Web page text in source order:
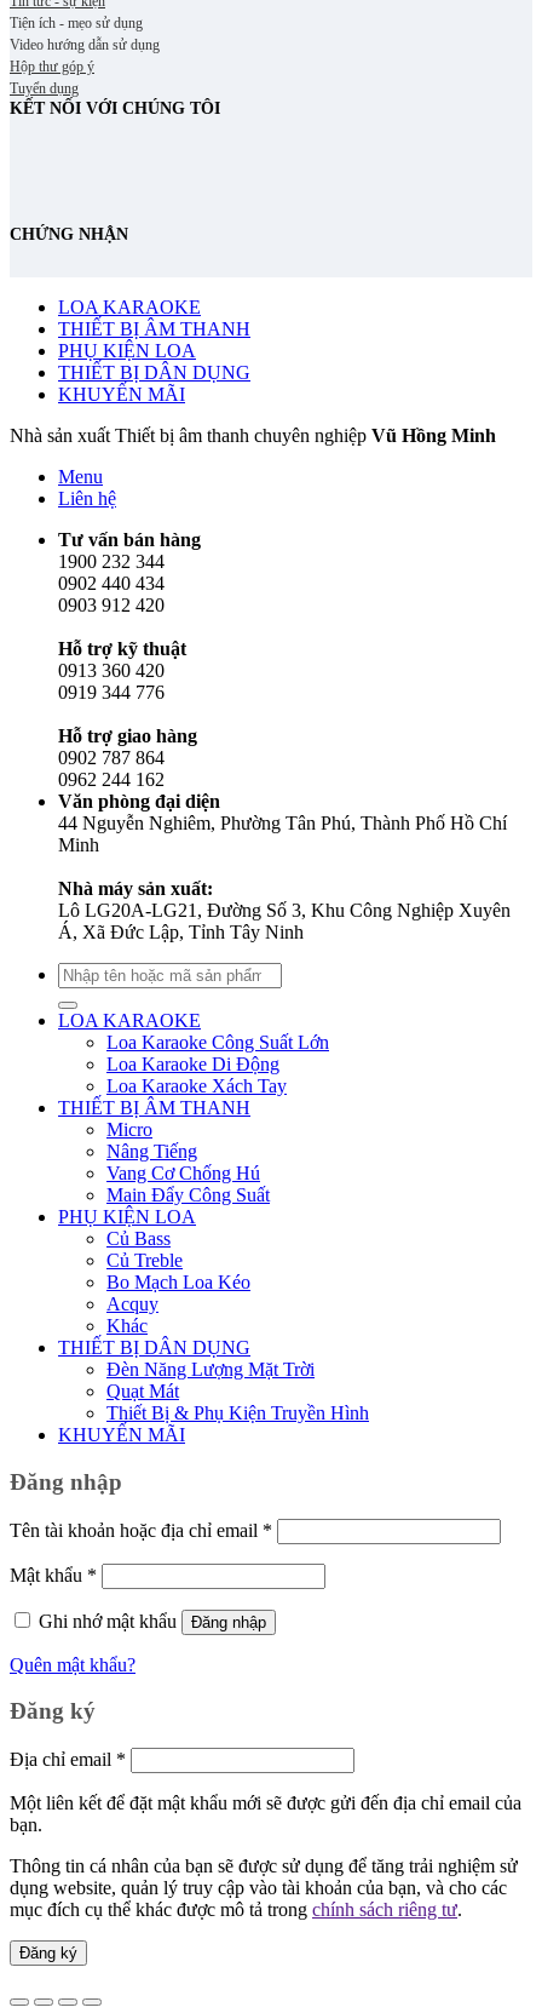
Tiện ích - mẹo sử dụng
Video hướng dẫn sử dụng
Hộp thư góp ý
Tuyển dụng
KẾT NỐI VỚI CHÚNG TÔI
CHỨNG NHẬN
LOA KARAOKE
THIẾT BỊ ÂM THANH
PHỤ KIỆN LOA
THIẾT BỊ DÂN DỤNG
KHUYẾN MÃI
Nhà sản xuất Thiết bị âm thanh chuyên nghiệp Vũ Hồng Minh
Menu
Liên hệ
Tư vấn bán hàng
1900 232 344
0902 440 434
0903 912 420
Hỗ trợ kỹ thuật
0913 360 420
0919 344 776
Hỗ trợ giao hàng
0902 787 864
0962 244 162
Văn phòng đại diện
44 Nguyễn Nghiêm, Phường Tân Phú, Thành Phố Hồ Chí
Minh
Nhà máy sản xuất:
Lô LG20A-LG21, Đường Số 3, Khu Công Nghiệp Xuyên
Á, Xã Đức Lập, Tỉnh Tây Ninh
Tìm
kiếm:
LOA KARAOKE
Loa Karaoke Công Suất Lớn
Loa Karaoke Di Động
Loa Karaoke Xách Tay
THIẾT BỊ ÂM THANH
Micro
Nâng Tiếng
Vang Cơ Chống Hú
Main Đẩy Công Suất
PHỤ KIỆN LOA
Củ Bass
Củ Treble
Bo Mạch Loa Kéo
Acquy
Khác
THIẾT BỊ DÂN DỤNG
Đèn Năng Lượng Mặt Trời
Quạt Mát
Thiết Bị & Phụ Kiện Truyền Hình
KHUYẾN MÃI
Đăng nhập
Tên tài khoản hoặc địa chỉ email *
buộc
Mật khẩu *
buộc
Ghi nhớ mật khẩu
Đăng nhập
Quên mật khẩu?
Đăng ký
Địa chỉ email *
buộc
Một liên kết để đặt mật khẩu mới sẽ được gửi đến địa chỉ email của
bạn.
Thông tin cá nhân của bạn sẽ được sử dụng để tăng trải nghiệm sử
dụng website, quản lý truy cập vào tài khoản của bạn, và cho các
mục đích cụ thể khác được mô tả trong chính sách riêng tư.
Đăng ký